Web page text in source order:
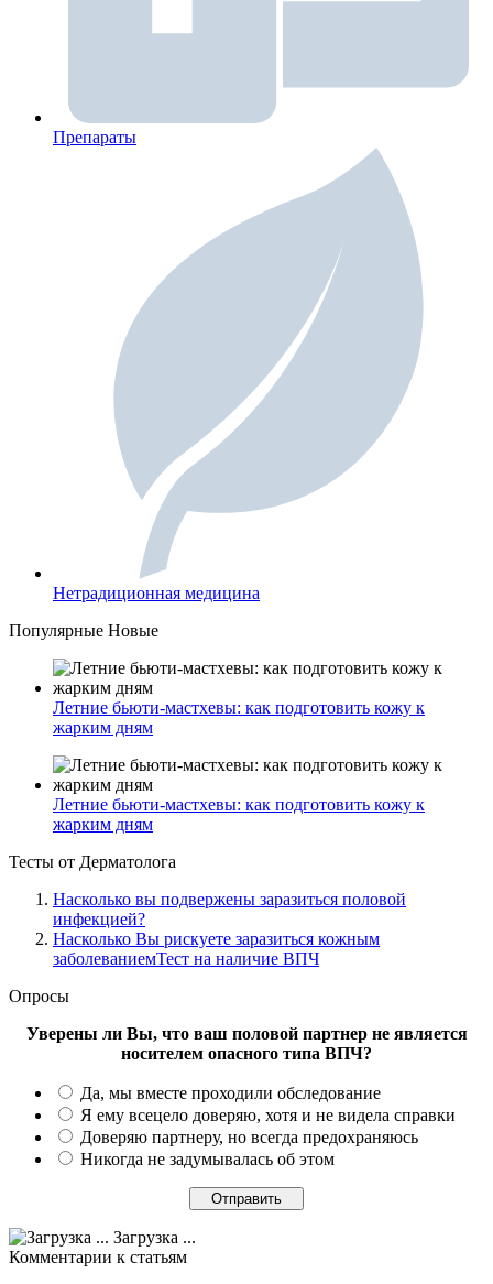
Препараты
Нетрадиционная медицина
Популярные Новые
Летние бьюти-мастхевы: как подготовить кожу к
жарким дням
Летние бьюти-мастхевы: как подготовить кожу к
жарким дням
Тесты от Дерматолога
Насколько вы подвержены заразиться половой
инфекцией?
Насколько Вы рискуете заразиться кожным
заболеваниемТест на наличие ВПЧ
Опросы
Уверены ли Вы, что ваш половой партнер не является
носителем опасного типа ВПЧ?
Да, мы вместе проходили обследование
Я ему всецело доверяю, хотя и не видела справки
Доверяю партнеру, но всегда предохраняюсь
Никогда не задумывалась об этом
Загрузка ...
Комментарии к статьям